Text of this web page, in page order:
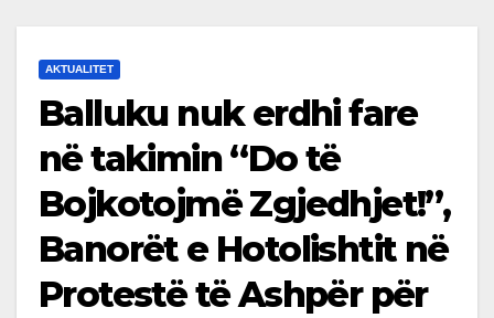
AKTUALITET
Balluku nuk erdhi fare
në takimin “Do të
Bojkotojmë Zgjedhjet!”,
Banorët e Hotolishtit në
Protestë të Ashpër për